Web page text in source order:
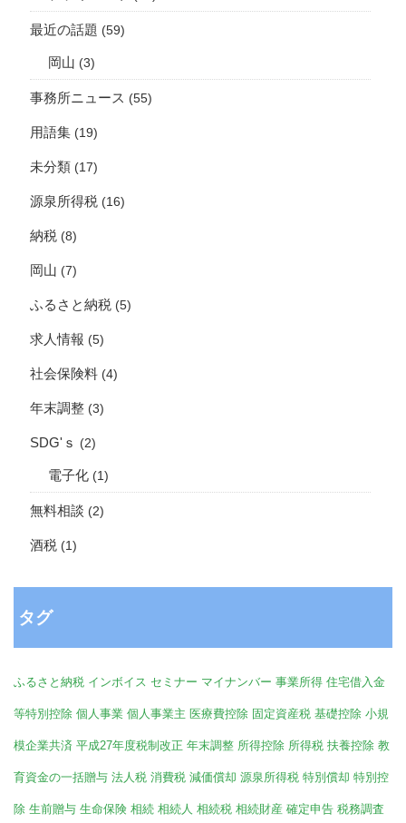
最近の話題 (59)
岡山 (3)
事務所ニュース (55)
用語集 (19)
未分類 (17)
源泉所得税 (16)
納税 (8)
岡山 (7)
ふるさと納税 (5)
求人情報 (5)
社会保険料 (4)
年末調整 (3)
SDG'ｓ (2)
電子化 (1)
無料相談 (2)
酒税 (1)
タグ
ふるさと納税 インボイス セミナー マイナンバー 事業所得 住宅借入金
等特別控除 個人事業 個人事業主 医療費控除 固定資産税 基礎控除 小規
模企業共済 平成27年度税制改正 年末調整 所得控除 所得税 扶養控除 教
育資金の一括贈与 法人税 消費税 減価償却 源泉所得税 特別償却 特別控
除 生前贈与 生命保険 相続 相続人 相続税 相続財産 確定申告 税務調査